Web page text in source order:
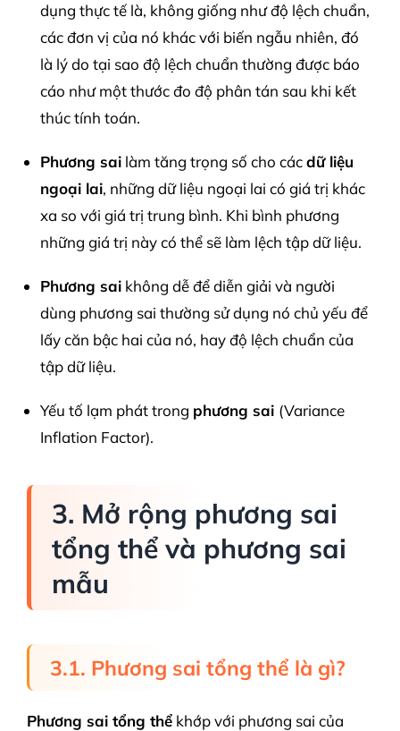
dụng thực tế là, không giống như độ lệch chuẩn,
các đơn vị của nó khác với biến ngẫu nhiên, đó
là lý do tại sao độ lệch chuẩn thường được báo
cáo như một thước đo độ phân tán sau khi kết
thúc tính toán.
Phương sai làm tăng trọng số cho cácdữ liệu
ngoại lai, những dữ liệu ngoại lai có giá trị khác
xa so với giá trị trung bình. Khi bình phương
những giá trị này có thể sẽ làm lệch tập dữ liệu.
Phương sai không dễ để diễn giải và người
dùng phương sai thường sử dụng nó chủ yếu để
lấy căn bậc hai của nó, hay độ lệch chuẩn của
tập dữ liệu.
Yếu tố lạm phát trong phương sai (Variance
Inflation Factor).
3. Mở rộng phương sai
tổng thể và phương sai
mẫu
3.1. Phương sai tổng thể là gì?
Phương sai tổng thể khớp với phương sai của